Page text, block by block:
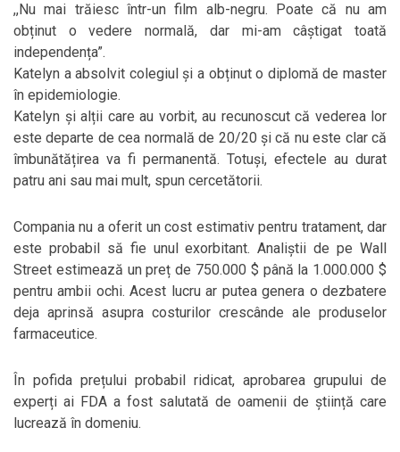
,,Nu mai trăiesc într-un film alb-negru. Poate că nu am
obținut o vedere normală, dar mi-am câștigat toată
independența”.
Katelyn a absolvit colegiul și a obținut o diplomă de master
în epidemiologie.
Katelyn și alții care au vorbit, au recunoscut că vederea lor
este departe de cea normală de 20/20 și că nu este clar că
îmbunătățirea va fi permanentă. Totuși, efectele au durat
patru ani sau mai mult, spun cercetătorii.
Compania nu a oferit un cost estimativ pentru tratament, dar
este probabil să fie unul exorbitant. Analiștii de pe Wall
Street estimează un preț de 750.000 $ până la 1.000.000 $
pentru ambii ochi. Acest lucru ar putea genera o dezbatere
deja aprinsă asupra costurilor crescânde ale produselor
farmaceutice.
În pofida prețului probabil ridicat, aprobarea grupului de
experți ai FDA a fost salutată de oamenii de știință care
lucrează în domeniu.